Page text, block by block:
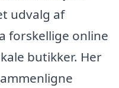
udvalg af
forskellige online
butikker. Her